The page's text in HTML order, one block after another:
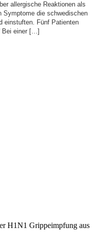
allergische Reaktionen als
Symptome die schwedischen
einstuften. Fünf Patienten
Bei einer […]
H1N1 Grippeimpfung aus